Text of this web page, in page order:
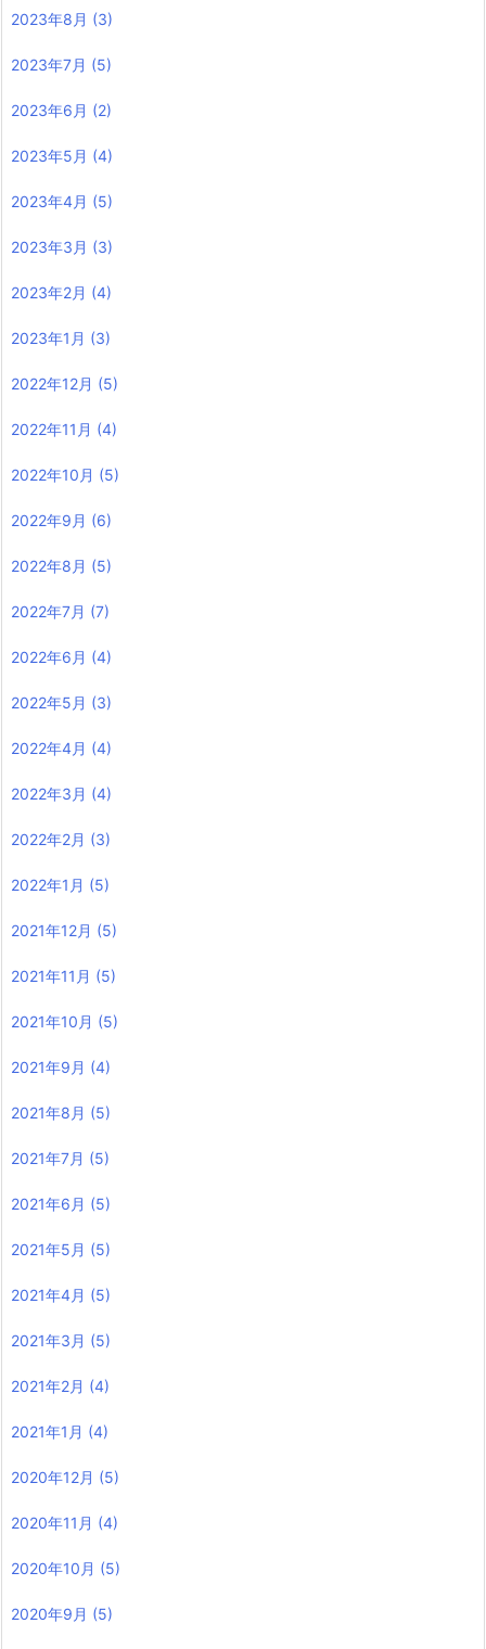
2023年8月 (3)
2023年7月 (5)
2023年6月 (2)
2023年5月 (4)
2023年4月 (5)
2023年3月 (3)
2023年2月 (4)
2023年1月 (3)
2022年12月 (5)
2022年11月 (4)
2022年10月 (5)
2022年9月 (6)
2022年8月 (5)
2022年7月 (7)
2022年6月 (4)
2022年5月 (3)
2022年4月 (4)
2022年3月 (4)
2022年2月 (3)
2022年1月 (5)
2021年12月 (5)
2021年11月 (5)
2021年10月 (5)
2021年9月 (4)
2021年8月 (5)
2021年7月 (5)
2021年6月 (5)
2021年5月 (5)
2021年4月 (5)
2021年3月 (5)
2021年2月 (4)
2021年1月 (4)
2020年12月 (5)
2020年11月 (4)
2020年10月 (5)
2020年9月 (5)